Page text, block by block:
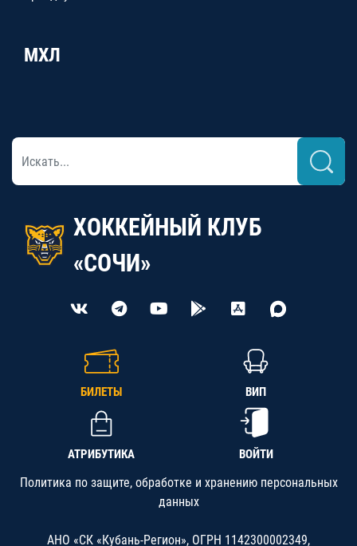
МХЛ
ХОККЕЙНЫЙ КЛУБ
«СОЧИ»
БИЛЕТЫ ВИП
АТРИБУТИКА ВОЙТИ
Политика по защите, обработке и хранению персональных
данных
АНО «СК «Кубань-Регион», ОГРН 1142300002349,